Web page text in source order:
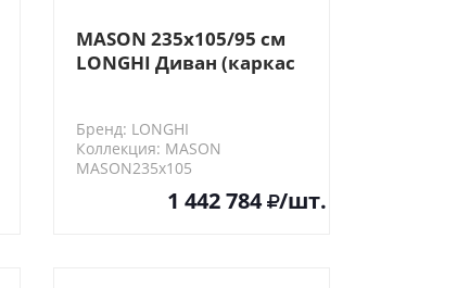
MASON 235х105/95 см
LONGHI Диван (каркас
Бренд: LONGHI
Коллекция: MASON
MASON235х105
1 442 784 /шт.